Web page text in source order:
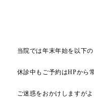
当院では年末年始を以下
休診中もご予約はHPから
ご迷惑をおかけしますが